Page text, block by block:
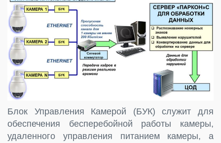
Блок Управления Камерой (БУК) служит для
обеспечения бесперебойной работы камеры,
удаленного управления питанием камеры, а